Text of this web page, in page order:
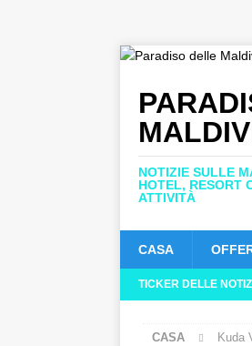
NOTIZIE SULLE
HOTEL, RESORT
ATTIVITÀ
CASA
TICKER DELLE
CASA Kuda